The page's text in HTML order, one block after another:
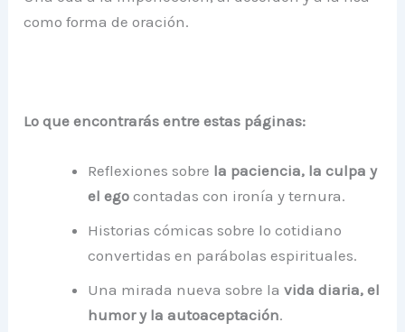
como forma de oración.
Lo que encontrarás entre estas páginas:
Reflexiones sobre la paciencia, la culpa y
el ego contadas con ironía y ternura.
Historias cómicas sobre lo cotidiano
convertidas en parábolas espirituales.
Una mirada nueva sobre lavida diaria, el
humor y la autoaceptación.